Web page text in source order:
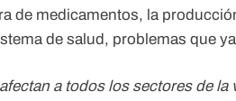
de medicamentos, la
de salud, problemas que
a todos los sectores de